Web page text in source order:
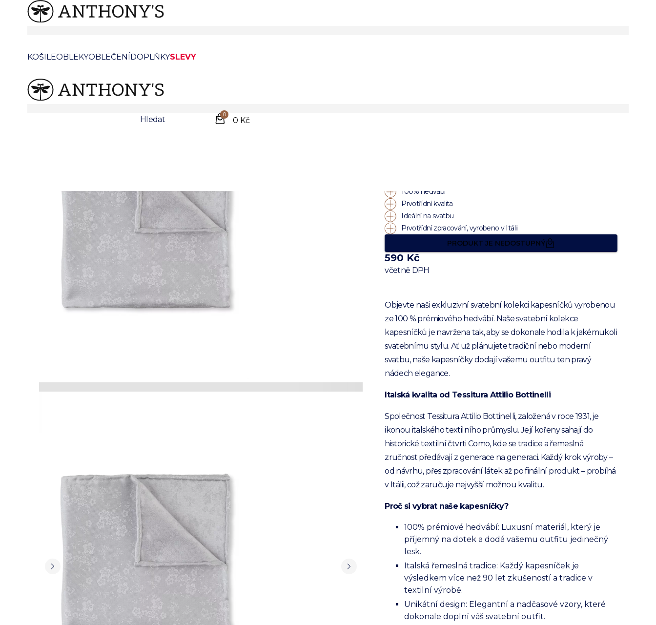
KOŠILEOBLEKYOBLEČENÍDOPLŇKYSLEVY
Hledat
0
0 Kč
Anthonys / Doplňky / Kapesníčky
Stříbrný hedvábný kapesníček s květinovým vzorem
100% hedvábí
Prvotřídní kvalita
Ideální na svatbu
Prvotřídní zpracování, vyrobeno v Itálii
PRODUKT JE NEDOSTUPNÝ
590 Kč
včetně DPH
Objevte naši exkluzivní svatební kolekci kapesníčků vyrobenou
ze 100 % prémiového hedvábí. Naše svatební kolekce
kapesníčků je navržena tak, aby se dokonale hodila k jakémukoli
svatebnímu stylu. Ať už plánujete tradiční nebo moderní
svatbu, naše kapesníčky dodají vašemu outfitu ten pravý
nádech elegance.
Italská kvalita od Tessitura Attilio Bottinelli
Společnost Tessitura Attilio Bottinelli, založená v roce 1931, je
ikonou italského textilního průmyslu. Její kořeny sahají do
historické textilní čtvrti Como, kde se tradice a řemeslná
zručnost předávají z generace na generaci. Každý krok výroby –
od návrhu, přes zpracování látek až po finální produkt – probíhá
v Itálii, což zaručuje nejvyšší možnou kvalitu.
Proč si vybrat naše kapesníčky?
100% prémiové hedvábí: Luxusní materiál, který je
příjemný na dotek a dodá vašemu outfitu jedinečný
lesk.
Italská řemeslná tradice: Každý kapesníček je
výsledkem více než 90 let zkušeností a tradice v
textilní výrobě.
Unikátní design: Elegantní a nadčasové vzory, které
dokonale doplní váš svatební outfit.